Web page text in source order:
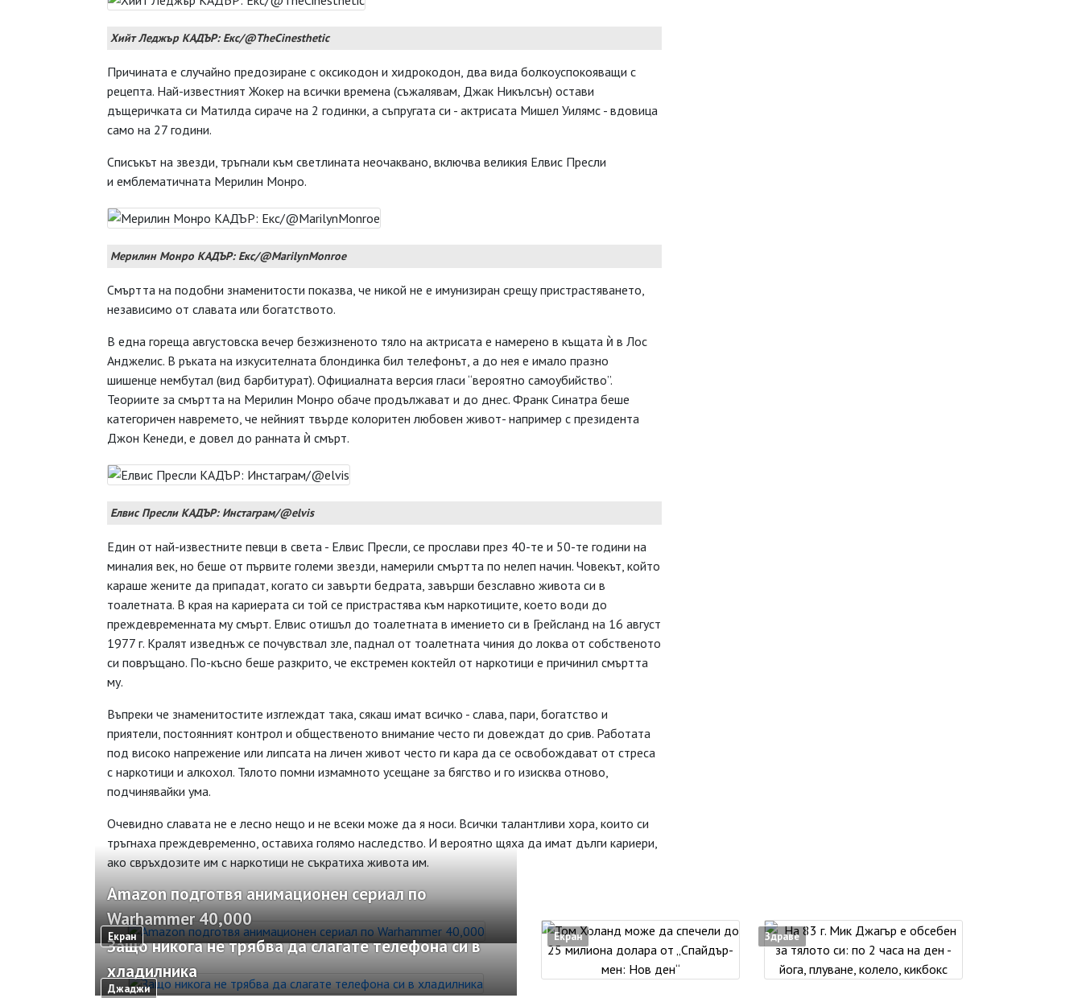
Хийт Леджър КАДЪР: Екс/@TheCinesthetic
Причината е случайно предозиране с оксикодон и хидрокодон, два вида болкоуспокояващи с
рецепта. Най-известният Жокер на всички времена (съжалявам, Джак Никълсън) остави
дъщеричката си Матилда сираче на 2 годинки, а съпругата си - актрисата Мишел Уилямс - вдовица
само на 27 години.
Списъкът на звезди, тръгнали към светлината неочаквано, включва великия Елвис Пресли
и емблематичната Мерилин Монро.
Мерилин Монро КАДЪР: Екс/@MarilynMonroe
Смъртта на подобни знаменитости показва, че никой не е имунизиран срещу пристрастяването,
независимо от славата или богатството.
В една гореща августовска вечер безжизненото тяло на актрисата е намерено в къщата ѝ в Лос
Анджелис. В ръката на изкусителната блондинка бил телефонът, а до нея е имало празно
шишенце нембутал (вид барбитурат). Официалната версия гласи “вероятно самоубийство”.
Теориите за смъртта на Мерилин Монро обаче продължават и до днес. Франк Синатра беше
категоричен навремето, че нейният твърде колоритен любовен живот- например с президента
Джон Кенеди, е довел до ранната ѝ смърт.
Елвис Пресли КАДЪР: Инстаграм/@elvis
Един от най-известните певци в света - Елвис Пресли, се прослави през 40-те и 50-те години на
миналия век, но беше от първите големи звезди, намерили смъртта по нелеп начин. Човекът, който
караше жените да припадат, когато си завърти бедрата, завърши безславно живота си в
тоалетната. В края на кариерата си той се пристрастява към наркотиците, което води до
преждевременната му смърт. Елвис отишъл до тоалетната в имението си в Грейсланд на 16 август
1977 г. Кралят изведнъж се почувствал зле, паднал от тоалетната чиния до локва от собственото
си повръщано. По-късно беше разкрито, че екстремен коктейл от наркотици е причинил смъртта
му.
Въпреки че знаменитостите изглеждат така, сякаш имат всичко - слава, пари, богатство и
приятели, постоянният контрол и общественото внимание често ги довеждат до срив. Работата
под високо напрежение или липсата на личен живот често ги кара да се освобождават от стреса
с наркотици и алкохол. Тялото помни измамното усещане за бягство и го изисква отново,
подчинявайки ума.
Очевидно славата не е лесно нещо и не всеки може да я носи. Всички талантливи хора, които си
тръгнаха преждевременно, оставиха голямо наследство. И вероятно щяха да имат дълги кариери,
ако свръхдозите им с наркотици не съкратиха живота им.
Екран
Amazon подготвя анимационен сериал по
Warhammer 40,000
Джаджи
Защо никога не трябва да слагате телефона си в
хладилника
Екран Здраве